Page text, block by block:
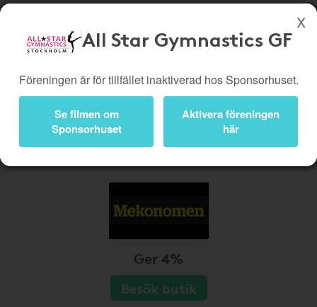
Butiker
Biobiljetter
Presentkort
Kampanjer
Bli medlem
All Star Gymnastics GF
Föreningen är för tillfället inaktiverad hos Sponsorhuset.
Se filmen om
Sponsorhuset
Aktivera föreningen
här
Ger 4%
Besök butik